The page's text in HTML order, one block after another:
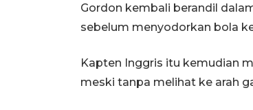
Gordon kembali berandil
sebelum menyodorkan bola
Kapten Inggris itu kemudian
meski tanpa melihat ke arah